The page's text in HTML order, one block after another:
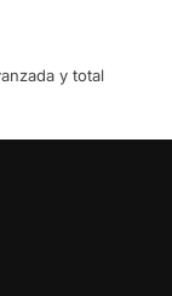
y total